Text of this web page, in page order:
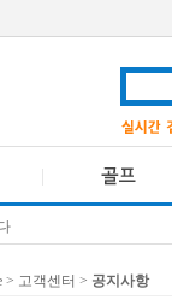
> 고객센터 > 공지사항